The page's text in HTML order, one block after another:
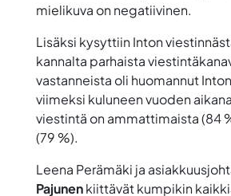
mielikuva on negatiivinen.
Lisäksi kysyttiin Inton
kannalta parhaista
vastanneista oli huomannut
viimeksi kuluneen vuoden
viestintä on ammattimaista (84
(79 %).
Leena Perämäki ja
Pajunenkiittävät kumpikin